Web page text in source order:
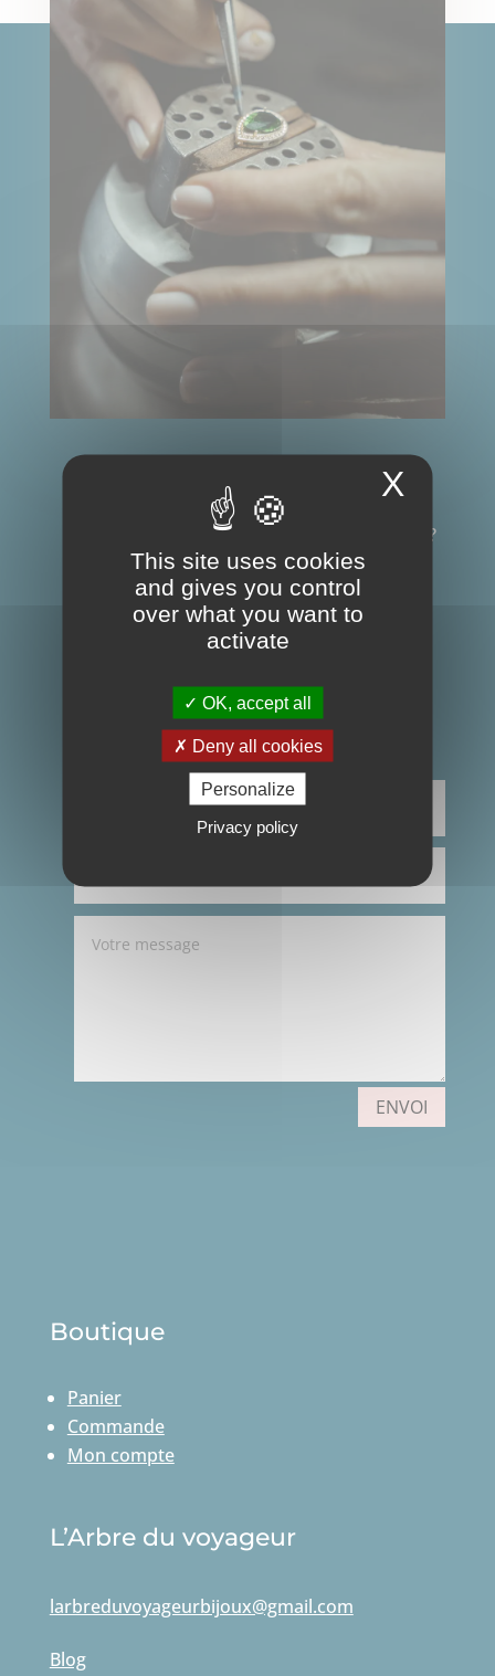
Contactez moi !
Vous avez envie de personnaliser un bijou ?
De me faire passer un message ? N’hésitez
pas à renseigner le formulaire et je
reviendrai rapidement vers vous !
En savoir + sur les bijoux fantaisies faits
ENVOI
Boutique
Panier
Commande
Mon compte
L’Arbre du voyageur
larbreduvoyageurbijoux@gmail.com
Blog
X
This site uses cookies
and gives you control
over what you want to
activate
OK, accept all
Deny all cookies
Personalize
Privacy policy